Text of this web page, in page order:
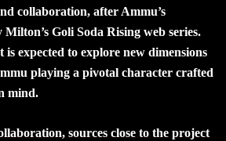
collaboration, after Ammu’s
Goli Soda Rising web series.
expected to explore new dimensions
playing a pivotal character crafted
mind.
sources close to the project